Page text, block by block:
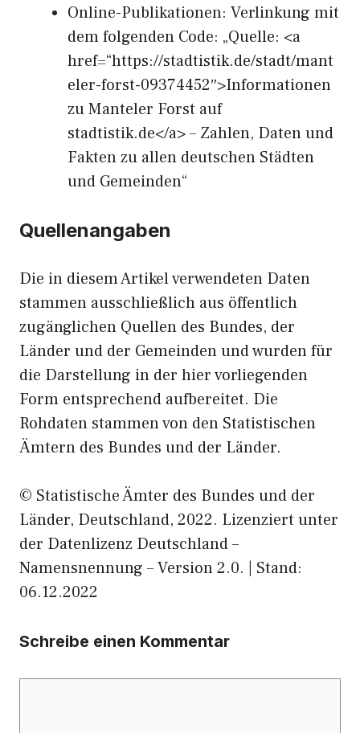
Online-Publikationen: Verlinkung mit
dem folgenden Code: „Quelle: <a
href=“https://stadtistik.de/stadt/mant
eler-forst-09374452″>Informationen
zu Manteler Forst auf
stadtistik.de</a> – Zahlen, Daten und
Fakten zu allen deutschen Städten
und Gemeinden“
Quellenangaben
Die in diesem Artikel verwendeten Daten
stammen ausschließlich aus öffentlich
zugänglichen Quellen des Bundes, der
Länder und der Gemeinden und wurden für
die Darstellung in der hier vorliegenden
Form entsprechend aufbereitet. Die
Rohdaten stammen von den Statistischen
Ämtern des Bundes und der Länder.
© Statistische Ämter des Bundes und der
Länder, Deutschland, 2022. Lizenziert unter
der Datenlizenz Deutschland –
Namensnennung – Version 2.0. | Stand:
06.12.2022
Schreibe einen Kommentar